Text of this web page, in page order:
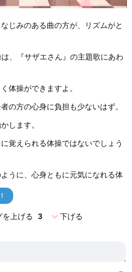
じみのある曲の方が、リズムがと
、『サザエさん』の主題歌にあわ
体操ができますよ。
の方の心身に負担も少ないはず。
します。
覚えられる体操ではないでしょう
ように、心身ともに元気になれる体
を上げる 3 expand_more下げる